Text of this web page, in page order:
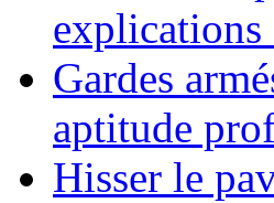
Gardes
aptitude
Hisser le